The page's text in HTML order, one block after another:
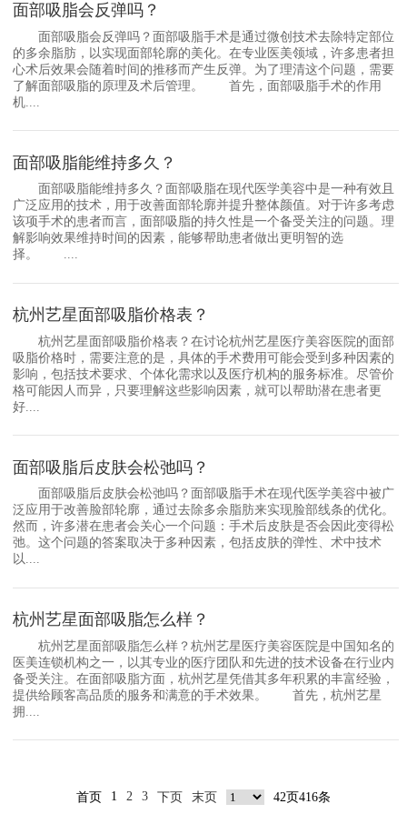
面部吸脂会反弹吗？
面部吸脂会反弹吗？面部吸脂手术是通过微创技术去除特定部位
的多余脂肪，以实现面部轮廓的美化。在专业医美领域，许多患者担
心术后效果会随着时间的推移而产生反弹。为了理清这个问题，需要
了解面部吸脂的原理及术后管理。 首先，面部吸脂手术的作用
机....
面部吸脂能维持多久？
面部吸脂能维持多久？面部吸脂在现代医学美容中是一种有效且
广泛应用的技术，用于改善面部轮廓并提升整体颜值。对于许多考虑
该项手术的患者而言，面部吸脂的持久性是一个备受关注的问题。理
解影响效果维持时间的因素，能够帮助患者做出更明智的选
择。 ....
杭州艺星面部吸脂价格表？
杭州艺星面部吸脂价格表？在讨论杭州艺星医疗美容医院的面部
吸脂价格时，需要注意的是，具体的手术费用可能会受到多种因素的
影响，包括技术要求、个体化需求以及医疗机构的服务标准。尽管价
格可能因人而异，只要理解这些影响因素，就可以帮助潜在患者更
好....
面部吸脂后皮肤会松弛吗？
面部吸脂后皮肤会松弛吗？面部吸脂手术在现代医学美容中被广
泛应用于改善脸部轮廓，通过去除多余脂肪来实现脸部线条的优化。
然而，许多潜在患者会关心一个问题：手术后皮肤是否会因此变得松
弛。这个问题的答案取决于多种因素，包括皮肤的弹性、术中技术
以....
杭州艺星面部吸脂怎么样？
杭州艺星面部吸脂怎么样？杭州艺星医疗美容医院是中国知名的
医美连锁机构之一，以其专业的医疗团队和先进的技术设备在行业内
备受关注。在面部吸脂方面，杭州艺星凭借其多年积累的丰富经验，
提供给顾客高品质的服务和满意的手术效果。 首先，杭州艺星
拥....
首页 1 2 3 下页 末页 42页416条